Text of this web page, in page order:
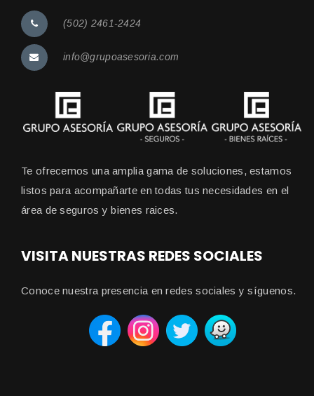
(502) 2461-2424
info@grupoasesoria.com
Te ofrecemos una amplia gama de soluciones, estamos
listos para acompañarte en todas tus necesidades en el
área de seguros y bienes raices.
VISITA NUESTRAS REDES SOCIALES
Conoce nuestra presencia en redes sociales y síguenos.